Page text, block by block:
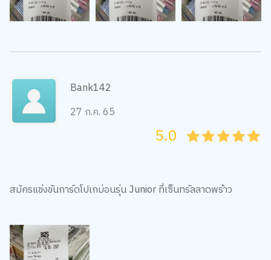
Bank142
27 ก.ค. 65
45
4
35
3
25
2
15
1
05
5.0
สมัครแข่งขันการ์ดโปเกม่อนรุ่น Junior ที่เซ็นทรัลลาดพร้าว